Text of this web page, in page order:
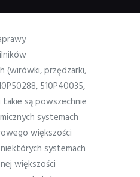
przędzarki,
510P40035,
takie są powszechnie
systemach
większości
systemach
większości